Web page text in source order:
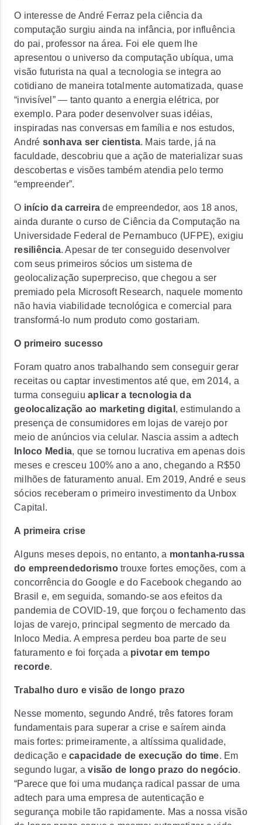
O interesse de André Ferraz pela ciência da
computação surgiu ainda na infância, por influência
do pai, professor na área. Foi ele quem lhe
apresentou o universo da computação ubíqua, uma
visão futurista na qual a tecnologia se integra ao
cotidiano de maneira totalmente automatizada, quase
“invisível” — tanto quanto a energia elétrica, por
exemplo. Para poder desenvolver suas idéias,
inspiradas nas conversas em família e nos estudos,
André sonhava ser cientista. Mais tarde, já na
faculdade, descobriu que a ação de materializar suas
descobertas e visões também atendia pelo termo
“empreender”.
O início da carreira de empreendedor, aos 18 anos,
ainda durante o curso de Ciência da Computação na
Universidade Federal de Pernambuco (UFPE), exigiu
resiliência. Apesar de ter conseguido desenvolver
com seus primeiros sócios um sistema de
geolocalização superpreciso, que chegou a ser
premiado pela Microsoft Research, naquele momento
não havia viabilidade tecnológica e comercial para
transformá-lo num produto como gostariam.
O primeiro sucesso
Foram quatro anos trabalhando sem conseguir gerar
receitas ou captar investimentos até que, em 2014, a
turma conseguiu aplicar a tecnologia da
geolocalização ao marketing digital , estimulando a
presença de consumidores em lojas de varejo por
meio de anúncios via celular. Nascia assim a adtech
Inloco Media, que se tornou lucrativa em apenas dois
meses e cresceu 100% ano a ano, chegando a R$50
milhões de faturamento anual. Em 2019, André e seus
sócios receberam o primeiro investimento da Unbox
Capital.
A primeira crise
Alguns meses depois, no entanto, a montanha-russa
do empreendedorismo trouxe fortes emoções, com a
concorrência do Google e do Facebook chegando ao
Brasil e, em seguida, somando-se aos efeitos da
pandemia de COVID-19, que forçou o fechamento das
lojas de varejo, principal segmento de mercado da
Inloco Media. A empresa perdeu boa parte de seu
faturamento e foi forçada a pivotar em tempo
recorde.
Trabalho duro e visão de longo prazo
Nesse momento, segundo André, três fatores foram
fundamentais para superar a crise e saírem ainda
mais fortes: primeiramente, a altíssima qualidade,
dedicação e capacidade de execução do time. Em
segundo lugar, avisão de longo prazo do negócio.
“Parece que foi uma mudança radical passar de uma
adtech para uma empresa de autenticação e
segurança mobile tão rapidamente. Mas a nossa visão